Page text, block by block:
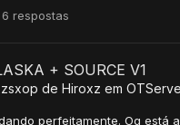
6 respostas
+ SOURCE V1
de Hiroxz em
perfeitamente. Oq está